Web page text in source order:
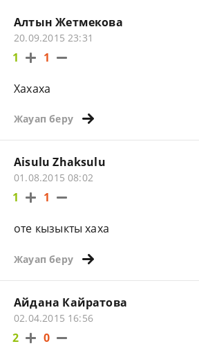
Алтын Жетмекова
20.09.2015 23:31
1 1
Хахаха
Жауап беру
Aisulu Zhaksulu
01.08.2015 08:02
1 1
оте кызыкты хаха
Жауап беру
Айдана Кайратова
02.04.2015 16:56
2 0